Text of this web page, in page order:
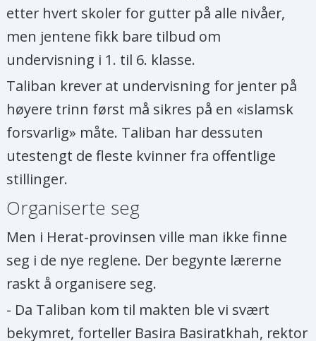
etter hvert skoler for gutter på alle nivåer,
men jentene fikk bare tilbud om
undervisning i 1. til 6. klasse.
Taliban krever at undervisning for jenter på
høyere trinn først må sikres på en «islamsk
forsvarlig» måte. Taliban har dessuten
utestengt de fleste kvinner fra offentlige
stillinger.
Organiserte seg
Men i Herat-provinsen ville man ikke finne
seg i de nye reglene. Der begynte lærerne
raskt å organisere seg.
- Da Taliban kom til makten ble vi svært
bekymret, forteller Basira Basiratkhah, rektor